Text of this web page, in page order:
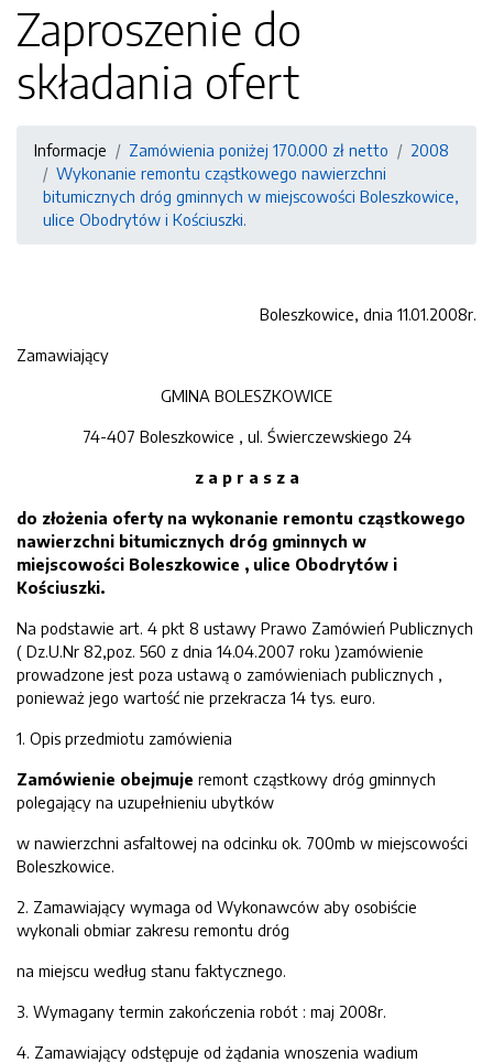
Zaproszenie do
składania ofert
Informacje Zamówienia poniżej 170.000 zł netto
2008
Wykonanie remontu cząstkowego nawierzchni
bitumicznych dróg gminnych w miejscowości Boleszkowice,
ulice Obodrytów i Kościuszki.
Boleszkowice, dnia 11.01.2008r.
Zamawiający
GMINA BOLESZKOWICE
74-407 Boleszkowice , ul. Świerczewskiego 24
z a p r a s z a
do złożenia oferty na wykonanie remontu cząstkowego
nawierzchni bitumicznych dróg gminnych w
miejscowości Boleszkowice , ulice Obodrytów i
Kościuszki.
Na podstawie art. 4 pkt 8 ustawy Prawo Zamówień Publicznych
( Dz.U.Nr 82,poz. 560 z dnia 14.04.2007 roku )zamówienie
prowadzone jest poza ustawą o zamówieniach publicznych ,
ponieważ jego wartość nie przekracza 14 tys. euro.
1. Opis przedmiotu zamówienia
Zamówienie obejmuje remont cząstkowy dróg gminnych
polegający na uzupełnieniu ubytków
w nawierzchni asfaltowej na odcinku ok. 700mb w miejscowości
Boleszkowice.
2. Zamawiający wymaga od Wykonawców aby osobiście
wykonali obmiar zakresu remontu dróg
na miejscu według stanu faktycznego.
3. Wymagany termin zakończenia robót : maj 2008r.
4. Zamawiający odstępuje od żądania wnoszenia wadium